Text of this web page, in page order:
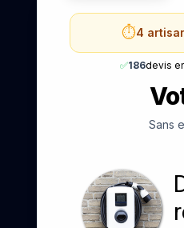
⏱️4
✅186devis
Sans